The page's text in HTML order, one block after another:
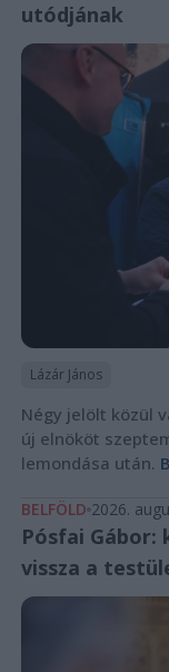
utódjának
Lázár János
Négy jelölt közül
új elnököt
lemondása után.
BELFÖLD 2026.
Pósfai Gábor:
vissza a